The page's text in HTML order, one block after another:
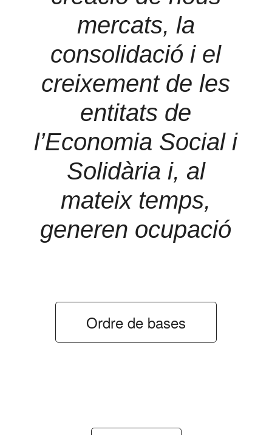
mercats, la
consolidació i el
creixement de les
entitats de
l’Economia Social i
Solidària i, al
mateix temps,
generen ocupació
Ordre de bases